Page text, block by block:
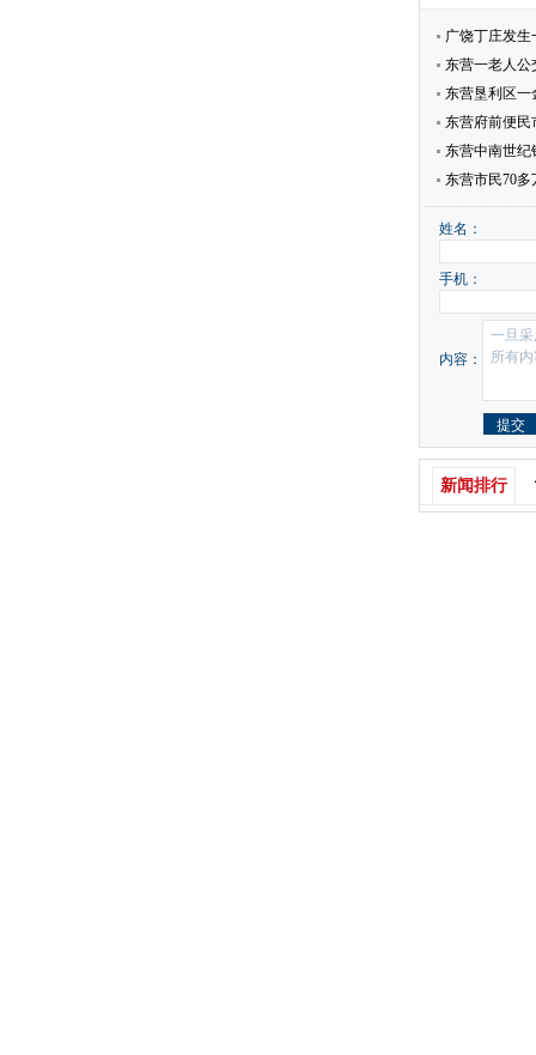
广饶丁庄发
东营一老人
查
东营垦利区一
查
东营府前便民
年
东营中南世纪
一
东营市民70
渣
姓名：
手机：
内容：
新闻排行